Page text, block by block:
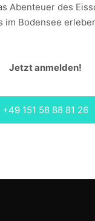
Abenteuer des
im Bodensee
Jetzt anmelden!
+49 151 58 88 81 26